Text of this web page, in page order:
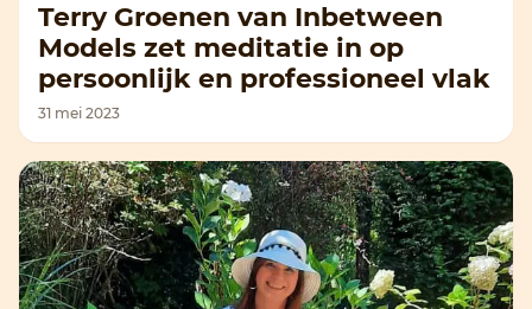
Terry Groenen van Inbetween
Models zet meditatie in op
persoonlijk en professioneel vlak
31 mei 2023